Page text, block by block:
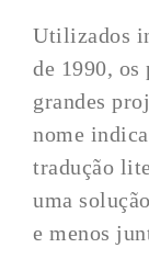
Utilizados
de 1990,
grandes
nome
tradução
uma
e menos